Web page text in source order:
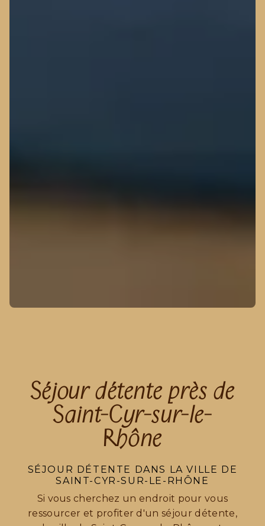
Séjour détente près de
Saint-Cyr-sur-le-
Rhône
SÉJOUR DÉTENTE DANS LA VILLE DE
SAINT-CYR-SUR-LE-RHÔNE
Si vous cherchez un endroit pour vous
ressourcer et profiter d'un séjour détente,